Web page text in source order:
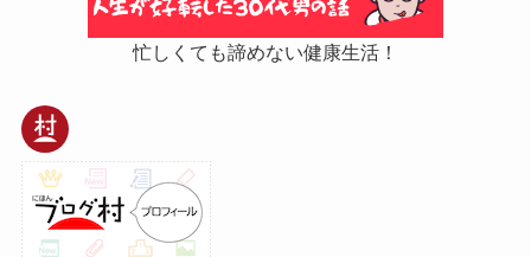
忙しくても諦めない健康生活！